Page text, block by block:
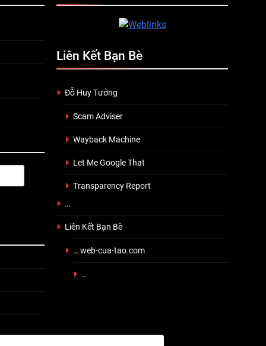
Liên Kết Bạn Bè
Đỗ Huy Tưởng
Scam Adviser
Wayback Machine
Let Me Google That
Transparency Report
…
Liên Kết Bạn Bè
… web-cua-tao.com
…